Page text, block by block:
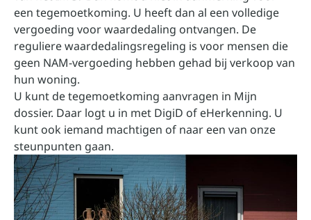
een tegemoetkoming. U heeft dan al een volledige
vergoeding voor waardedaling ontvangen. De
reguliere waardedalingsregeling is voor mensen die
geen NAM-vergoeding hebben gehad bij verkoop van
hun woning.
U kunt de tegemoetkoming aanvragen in Mijn
dossier. Daar logt u in met DigiD of eHerkenning. U
kunt ook iemand machtigen of naar een van onze
steunpunten gaan.